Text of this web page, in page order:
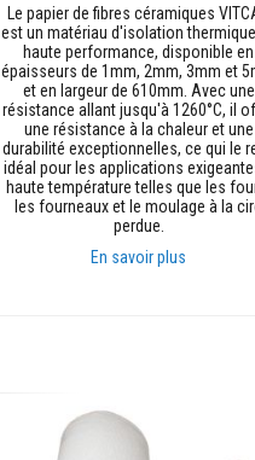
Le papier de fibres céramiques
est un matériau d'isolation
haute performance, disponible en
épaisseurs de 1mm, 2mm, 3mm et
et en largeur de 610mm. Avec une
résistance allant jusqu'à 1260°C, il
une résistance à la chaleur et une
durabilité exceptionnelles, ce qui le
idéal pour les applications
haute température telles que les
les fourneaux et le moulage à la
perdue.
En savoir plus